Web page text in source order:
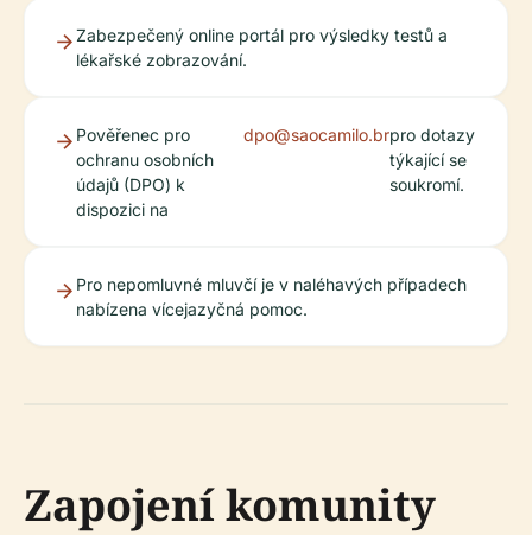
Zabezpečený online portál pro výsledky testů a
lékařské zobrazování.
Pověřenec pro
ochranu osobních
údajů (DPO) k
dispozici na
dpo@saocamilo.brpro dotazy
týkající se
soukromí.
Pro nepomluvné mluvčí je v naléhavých případech
nabízena vícejazyčná pomoc.
Zapojení komunity